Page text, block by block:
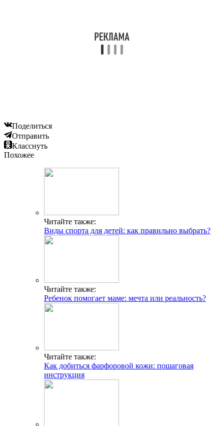
Поделиться
Отправить
Класснуть
Похожее
Читайте также:
Виды спорта для детей: как правильно выбрать?
Читайте также:
Ребенок помогает маме: мечта или реальность?
Читайте также:
Как добиться фарфоровой кожи: пошаговая
инструкция